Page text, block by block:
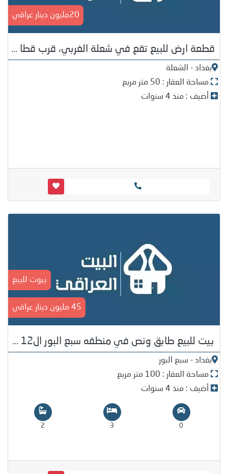
20مليون دينار عراقي
قطعة ارض للبيع تقع في شعلة الغربي، قرب قطا ...
بغداد - الشعلة
مساحة العقار : 50 متر مربع
أضيف : منذ 4 سنوات
بيوت للبيع
45 مليون دينار عراقي
بيت للبيع طابق ونص في منطقه سبع البور ال12 ...
بغداد - سبع البور
مساحة العقار : 100 متر مربع
أضيف : منذ 4 سنوات
0
3
2